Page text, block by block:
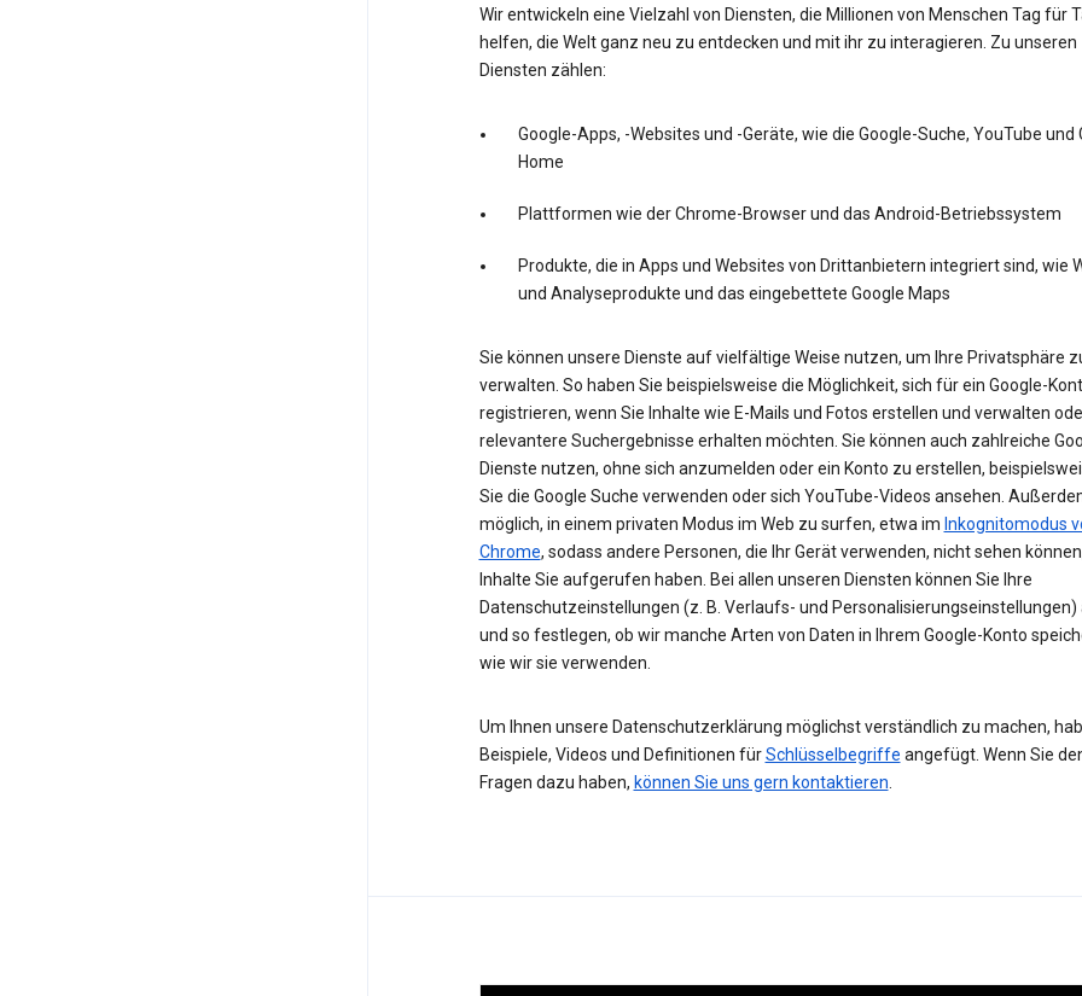
Wir entwickeln eine Vielzahl von Diensten, die Millionen von Menschen Tag für
helfen, die Welt ganz neu zu entdecken und mit ihr zu interagieren. Zu unseren
Diensten zählen:
Google-Apps, -Websites und -Geräte, wie die Google-Suche, YouTube und
Home
Plattformen wie der Chrome-Browser und das Android-Betriebssystem
Produkte, die in Apps und Websites von Drittanbietern integriert sind, wie
und Analyseprodukte und das eingebettete Google Maps
Sie können unsere Dienste auf vielfältige Weise nutzen, um Ihre Privatsphäre
verwalten. So haben Sie beispielsweise die Möglichkeit, sich für ein Google-
registrieren, wenn Sie Inhalte wie E-Mails und Fotos erstellen und verwalten
relevantere Suchergebnisse erhalten möchten. Sie können auch zahlreiche
Dienste nutzen, ohne sich anzumelden oder ein Konto zu erstellen,
Sie die Google Suche verwenden oder sich YouTube-Videos ansehen.
möglich, in einem privaten Modus im Web zu surfen, etwa im Inkognitomodus
Chrome, sodass andere Personen, die Ihr Gerät verwenden, nicht sehen
Inhalte Sie aufgerufen haben. Bei allen unseren Diensten können Sie Ihre
Datenschutzeinstellungen (z. B. Verlaufs- und Personalisierungseinstellungen)
und so festlegen, ob wir manche Arten von Daten in Ihrem Google-Konto
wie wir sie verwenden.
Um Ihnen unsere Datenschutzerklärung möglichst verständlich zu machen,
Beispiele, Videos und Definitionen fürSchlüsselbegriffe angefügt. Wenn Sie
Fragen dazu haben, können Sie uns gern kontaktieren.